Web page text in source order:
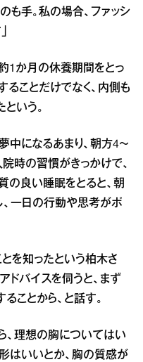
も手。私の場合、ファッシ
1か月の休養期間をとっ
ることだけでなく、内側も
いう。
中になるあまり、朝方4～
時の習慣がきっかけで、
の良い睡眠をとると、朝
、一日の行動や思考がポ
を知ったという柏木さ
ドバイスを伺うと、まず
ことから、と話す。
、理想の胸についてはい
はいいとか、胸の質感が